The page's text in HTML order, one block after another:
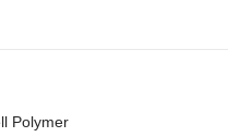
Polymer